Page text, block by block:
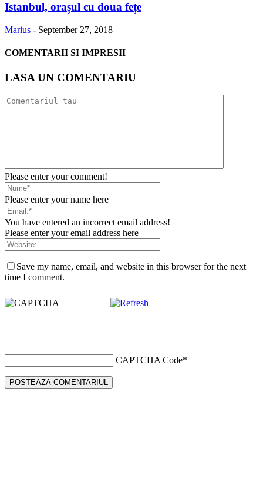
Istanbul, orașul cu doua fețe
Marius - September 27, 2018
COMENTARII SI IMPRESII
LASA UN COMENTARIU
Please enter your comment!
Please enter your name here
You have entered an incorrect email address!
Please enter your email address here
Save my name, email, and website in this browser for the next
time I comment.
CAPTCHA Code*